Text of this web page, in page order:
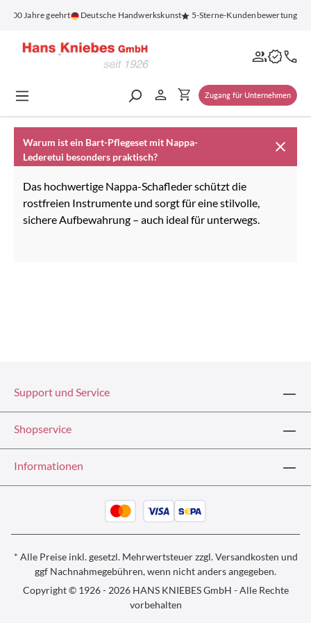
springen
100 Jahre geehrt Deutsche Handwerkskunst 5-Sterne-Kundenbewertung
Zugang für Unternehmen
Warum ist ein Bart-Pflegeset mit Nappa-
Lederetui besonders praktisch?
Das hochwertige Nappa-Schafleder schützt die
rostfreien Instrumente und sorgt für eine stilvolle,
sichere Aufbewahrung – auch ideal für unterwegs.
Support und Service
Shopservice
Informationen
* Alle Preise inkl. gesetzl. Mehrwertsteuer zzgl.Versandkosten und
ggf Nachnahmegebühren, wenn nicht anders angegeben.
Copyright © 1926 - 2026 HANS KNIEBES GmbH - Alle Rechte
vorbehalten